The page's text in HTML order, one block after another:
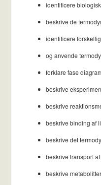
identificere
beskrive de
identificere
og anvende
forklare fase
beskrive
beskrive
beskrive binding af
beskrive det
beskrive transport
beskrive